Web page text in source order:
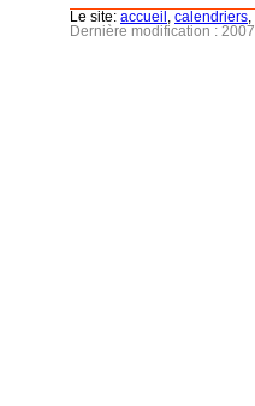
Le site: accueil calendriers
Dernière modification :